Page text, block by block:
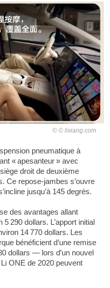
© lixiang.com
pneumatique à
« apesanteur » avec
droit de deuxième
Ce repose-jambes s’ouvre
jusqu’à 145 degrés.
des avantages allant
290 dollars. L’apport initial
14 770 dollars. Les
bénéficient d’une remise
dollars — lors d’un nouvel
ONE de 2020 peuvent